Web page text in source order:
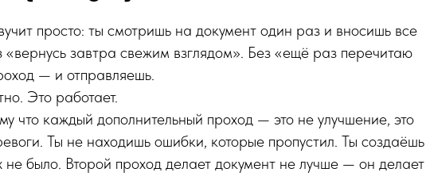
просто: ты смотришь на документ один раз и вносишь все
«вернусь завтра свежим взглядом». Без «ещё раз перечитаю
— и отправляешь.
Это работает.
что каждый дополнительный проход — это не улучшение, это
Ты не находишь ошибки, которые пропустил. Ты создаёшь
не было. Второй проход делает документ не лучше — он делает